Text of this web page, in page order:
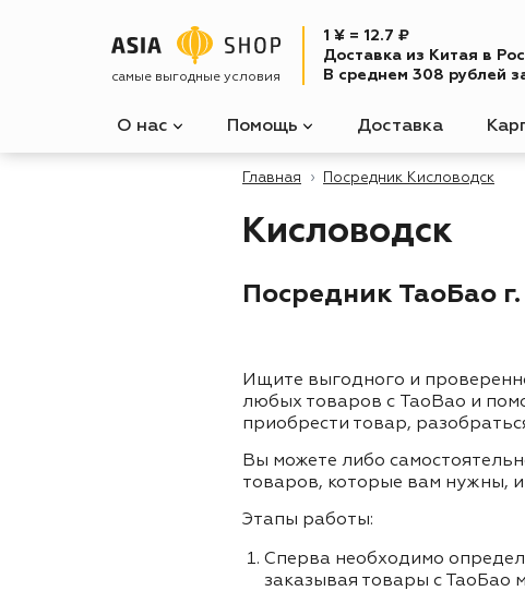
самые выгодные условия
1 ¥ = 12.7 ₽
Доставка из Китая в
В среднем 308 рублей
О нас Помощь Доставка
Главная Посредник Кисловодск
Кисловодск
Посредник ТаоБао
Ищите выгодного и
любых товаров с TaoBao и
приобрести товар,
Вы можете либо
товаров, которые вам нужны,
Этапы работы:
Сперва необходимо
заказывая товары с ТаоБао